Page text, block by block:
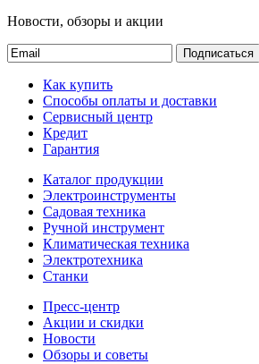
Новости, обзоры и акции
Подписаться
Как купить
Способы оплаты и доставки
Сервисный центр
Кредит
Гарантия
Каталог продукции
Электроинструменты
Садовая техника
Ручной инструмент
Климатическая техника
Электротехника
Станки
Пресс-центр
Акции и скидки
Новости
Обзоры и советы